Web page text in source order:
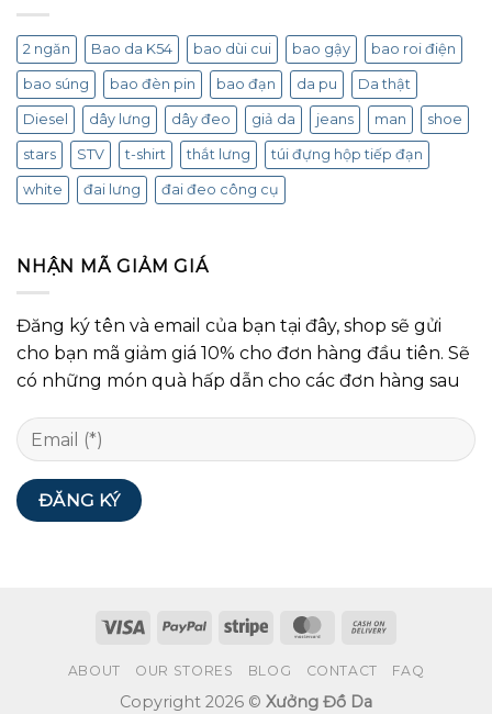
2 ngăn Bao da K54 bao dùi cui bao gậy bao roi điện
bao súng bao đèn pin bao đạn da pu Da thật
Diesel dây lưng dây đeo giả da jeans man shoe
stars STV t-shirt thắt lưng túi đựng hộp tiếp đạn
white đai lưng đai đeo công cụ
NHẬN MÃ GIẢM GIÁ
Đăng ký tên và email của bạn tại đây, shop sẽ gửi
cho bạn mã giảm giá 10% cho đơn hàng đầu tiên. Sẽ
có những món quà hấp dẫn cho các đơn hàng sau
ABOUT OUR STORES BLOG CONTACT FAQ
Copyright 2026 © Xưởng Đồ Da